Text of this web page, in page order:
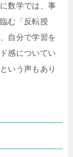
数学では、事
む「反転授
自分で学習を
感についてい
いう声もあり